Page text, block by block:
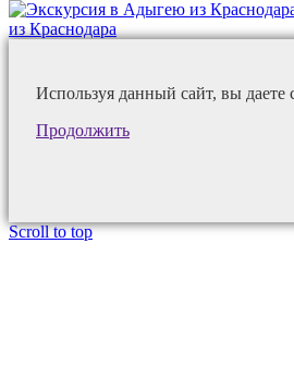
из Краснодара
Используя данный сайт, вы даете
Продолжить
Scroll to top